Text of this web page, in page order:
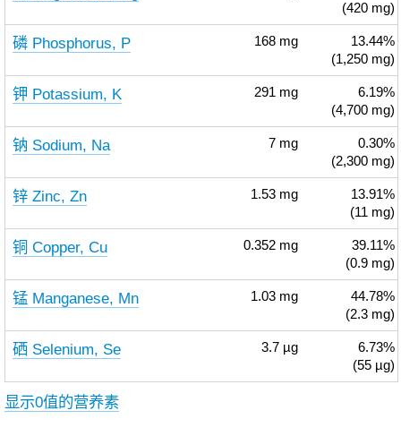
(420 mg)
磷 Phosphorus, P 168 mg
13.44%
(1,250 mg)
钾 Potassium, K 291 mg
6.19%
(4,700 mg)
钠 Sodium, Na 7 mg
0.30%
(2,300 mg)
锌 Zinc, Zn 1.53 mg
13.91%
(11 mg)
铜 Copper, Cu 0.352 mg
39.11%
(0.9 mg)
锰 Manganese, Mn 1.03 mg
44.78%
(2.3 mg)
硒 Selenium, Se 3.7 µg
6.73%
(55 µg)
显示0值的营养素